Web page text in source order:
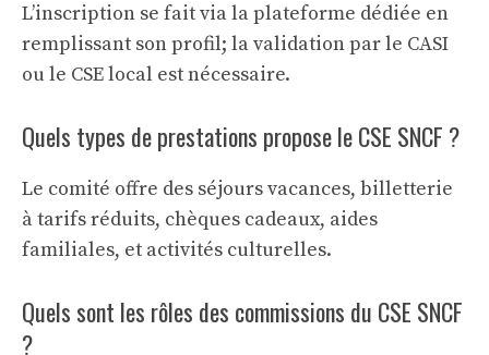
L’inscription se fait via la plateforme dédiée en
remplissant son profil; la validation par le CASI
ou le CSE local est nécessaire.
Quels types de prestations propose le CSE SNCF ?
Le comité offre des séjours vacances, billetterie
à tarifs réduits, chèques cadeaux, aides
familiales, et activités culturelles.
Quels sont les rôles des commissions du CSE SNCF
?